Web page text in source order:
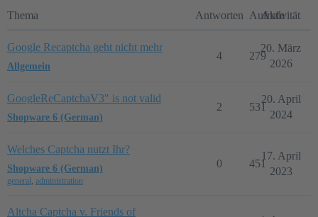
Thema Antworten Aufrufe
Aktivität
Google Recaptcha geht nicht mehr
Allgemein
4 279
20. März
2026
GoogleReCaptchaV3" is not valid
Shopware 6 (German)
2 531
20. April
2024
Welches Captcha nutzt Ihr?
Shopware 6 (German)
general, administration
0 451
17. April
2023
Altcha Captcha v. Friends of